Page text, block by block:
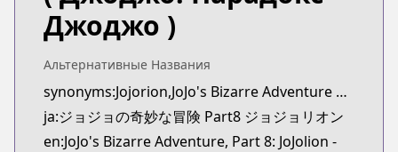
Book☆Walker
https://bookwalker.jp/series/57279
Джоджо )
Альтернативные Названия
synonyms:Jojorion,JoJo's Bizarre Adventure Part 8: Jojolion
ja:ジョジョの奇妙な冒険 Part8 ジョジョリオン
en:JoJo's Bizarre Adventure, Part 8: JoJolion -